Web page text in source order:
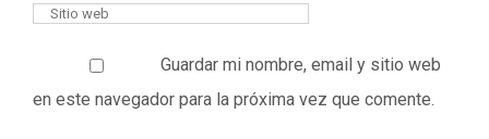
Guardar mi nombre, email y sitio web
en este navegador para la próxima vez que comente.